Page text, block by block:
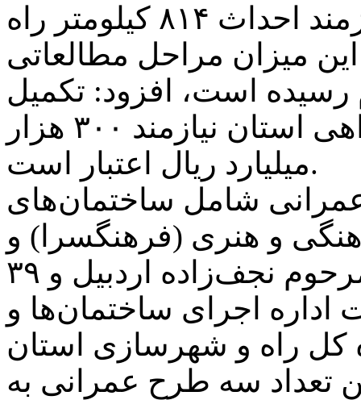
وی با بیان اینکه استان اردبیل نیازمند احداث ۸۱۴ کیلومتر راه
میزان مراحل مطالعاتی
اتمام رسیده است، افزود: تکمیل
سایر طرح‌های اولویت‌دار بزرگراهی استان نیازمند ۳۰۰ هزار
میلیارد ریال اعتبار است.
طرح بزرگ عمرانی شامل ساختمان‌های
و هنری (فرهنگسرا) و
همچنین ساخت بیمارستان مرحوم نجف‌زاده اردبیل و ۳۹
اجرای ساختمان‌ها و
کل راه و شهرسازی استان
تعداد سه طرح عمرانی به